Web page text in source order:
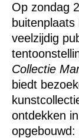
Op zondag
veelzijdig
Collectie
biedt
ontdekken